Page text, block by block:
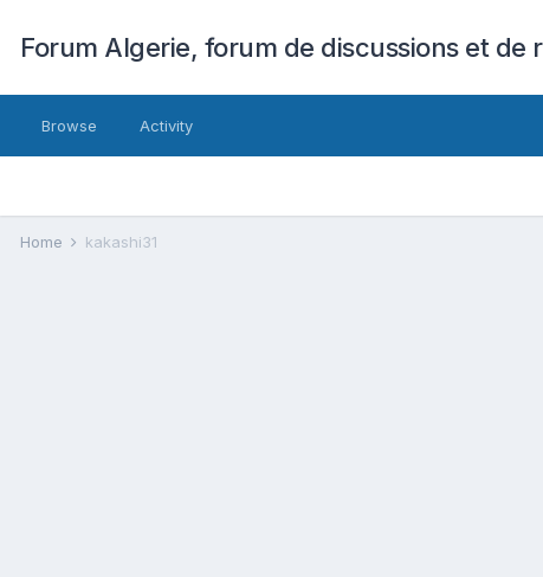
Forum Algerie, forum de discussions et
Browse Activity
Home kakashi31